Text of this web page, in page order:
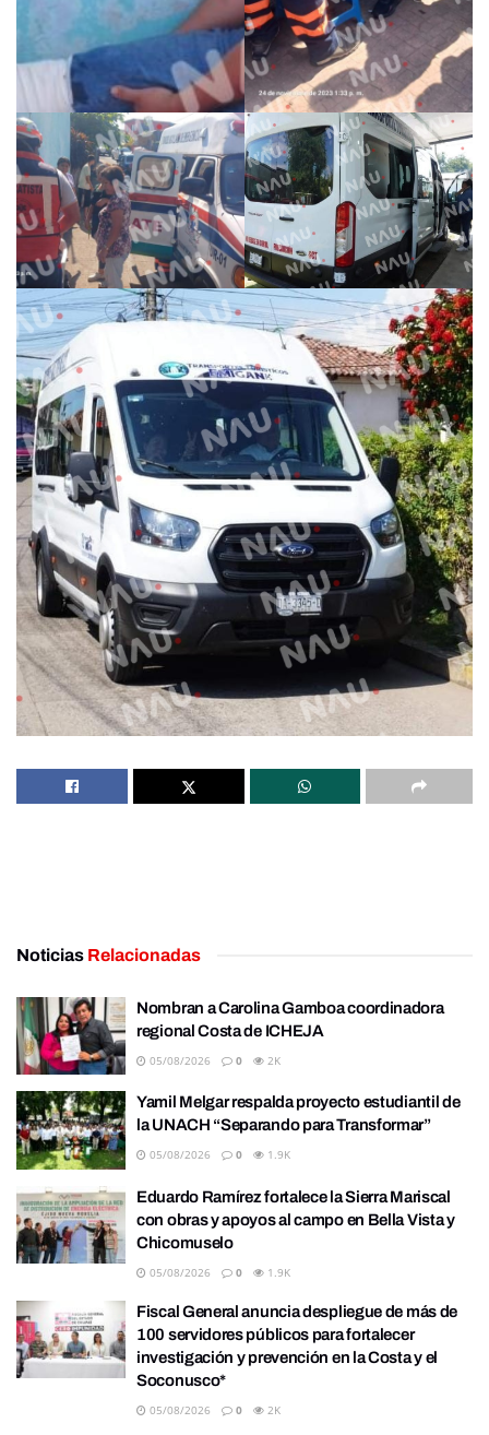
Noticias Relacionadas
Nombran a Carolina Gamboa coordinadora
regional Costa de ICHEJA
05/08/2026 0 2K
Yamil Melgar respalda proyecto estudiantil de
la UNACH “Separando para Transformar”
05/08/2026 0 1.9K
Eduardo Ramírez fortalece la Sierra Mariscal
con obras y apoyos al campo en Bella Vista y
Chicomuselo
05/08/2026 0 1.9K
Fiscal General anuncia despliegue de más de
100 servidores públicos para fortalecer
investigación y prevención en la Costa y el
Soconusco*
05/08/2026 0 2K